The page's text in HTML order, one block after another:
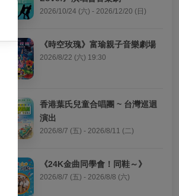
2026/10/24 (六) - 2026/12/20 (日)
《時空玫瑰》富瑜親子音樂劇場
2026/8/22 (六) 19:30
香港葉氏兒童合唱團 ~ 台灣巡迴
演出
2026/8/7 (五) - 2026/8/11 (二)
《24K金曲同學會！同鞋～》
2026/8/7 (五) - 2026/8/8 (六)